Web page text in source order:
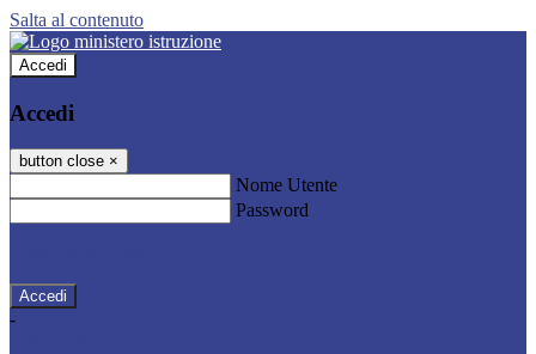
Salta al contenuto
Accedi
Accedi
button close ×
Nome Utente
Password
-